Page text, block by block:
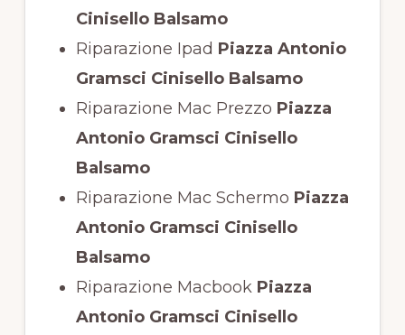
Cinisello Balsamo
Riparazione Ipad Piazza Antonio
Gramsci Cinisello Balsamo
Riparazione Mac Prezzo Piazza
Antonio Gramsci Cinisello
Balsamo
Riparazione Mac Schermo Piazza
Antonio Gramsci Cinisello
Balsamo
Riparazione MacbookPiazza
Antonio Gramsci Cinisello